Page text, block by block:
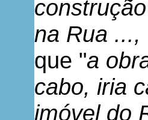
na Rua
que "a
cabo, iria
imóvel do